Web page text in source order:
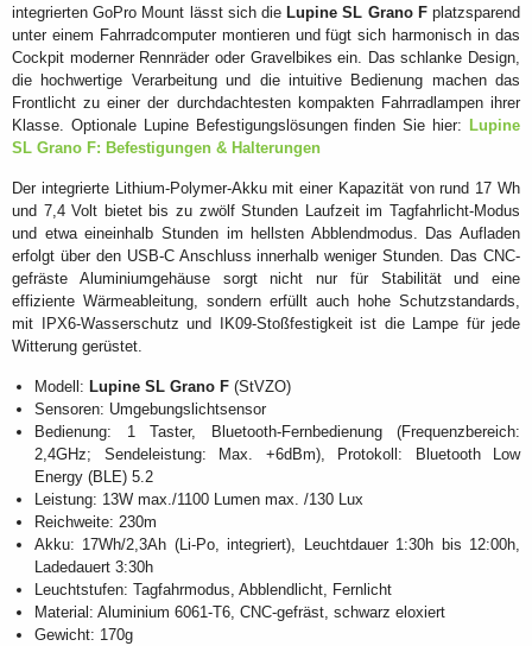
integrierten GoPro Mount lässt sich dieLupine SL Grano Fplatzsparend
unter einem Fahrradcomputer montieren und fügt sich harmonisch in das
Cockpit moderner Rennräder oder Gravelbikes ein. Das schlanke Design,
die hochwertige Verarbeitung und die intuitive Bedienung machen das
Frontlicht zu einer der durchdachtesten kompakten Fahrradlampen ihrer
Klasse. Optionale Lupine Befestigungslösungen finden Sie hier: Lupine
SL Grano F: Befestigungen & Halterungen
Der integrierte Lithium-Polymer-Akku mit einer Kapazität von rund 17 Wh
und 7,4 Volt bietet bis zu zwölf Stunden Laufzeit im Tagfahrlicht-Modus
und etwa eineinhalb Stunden im hellsten Abblendmodus. Das Aufladen
erfolgt über den USB-C Anschluss innerhalb weniger Stunden. Das CNC-
gefräste Aluminiumgehäuse sorgt nicht nur für Stabilität und eine
effiziente Wärmeableitung, sondern erfüllt auch hohe Schutzstandards,
mit IPX6-Wasserschutz und IK09-Stoßfestigkeit ist die Lampe für jede
Witterung gerüstet.
Modell: Lupine SL Grano F (StVZO)
Sensoren: Umgebungslichtsensor
Bedienung: 1 Taster, Bluetooth-Fernbedienung (Frequenzbereich:
2,4GHz; Sendeleistung: Max. +6dBm), Protokoll: Bluetooth Low
Energy (BLE) 5.2
Leistung: 13W max./1100 Lumen max. /130 Lux
Reichweite: 230m
Akku: 17Wh/2,3Ah (Li-Po, integriert), Leuchtdauer 1:30h bis 12:00h,
Ladedauert 3:30h
Leuchtstufen: Tagfahrmodus, Abblendlicht, Fernlicht
Material: Aluminium 6061-T6, CNC-gefräst, schwarz eloxiert
Gewicht: 170g